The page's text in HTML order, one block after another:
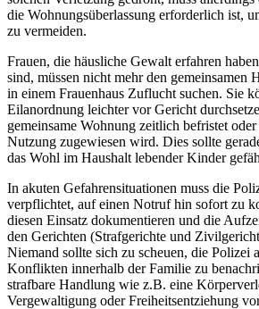
die Wohnungsüberlassung erforderlich ist,
zu vermeiden.
Frauen, die häusliche Gewalt erfahren
sind, müssen nicht mehr den gemeinsamen
in einem Frauenhaus Zuflucht suchen. Sie
Eilanordnung leichter vor Gericht
gemeinsame Wohnung zeitlich befristet
Nutzung zugewiesen wird. Dies sollte
das Wohl im Haushalt lebender Kinder
In akuten Gefahrensituationen muss die
verpflichtet, auf einen Notruf hin sofort zu
diesen Einsatz dokumentieren und die
den Gerichten (Strafgerichte und
Niemand sollte sich zu scheuen, die Polizei
Konflikten innerhalb der Familie zu
strafbare Handlung wie z.B. eine
Vergewaltigung oder Freiheitsentziehung